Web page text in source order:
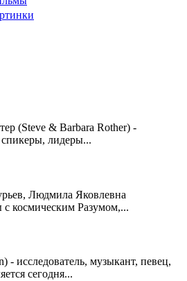
(Steve & Barbara Rother) -
лидеры...
Людмила Яковлевна
с космическим Разумом,...
- исследователь, музыкант, певец,
сегодня...